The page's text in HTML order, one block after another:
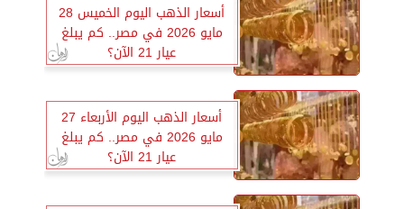
أسعار الذهب اليوم الخميس 28
مايو 2026 في مصر.. كم يبلغ
عيار 21 الآن؟
أسعار الذهب اليوم الأربعاء 27
مايو 2026 في مصر.. كم يبلغ
عيار 21 الآن؟